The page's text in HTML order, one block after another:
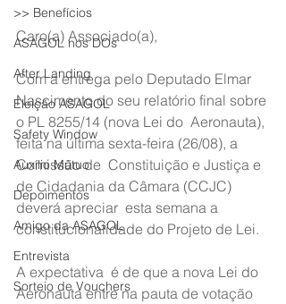
>> Benefícios
ASAGOL nos DOs
After Landing
Eleição ASAGOL
Safety Window
Auxílio Mútuo
Depoimentos
Amigo da ASAGOL
Entrevista
Sorteio de Vouchers
Caro(a) Associado(a),
Com a entrega pelo Deputado Elmar
Nascimento do seu relatório final sobre
o PL 8255/14 (nova Lei do  Aeronauta),
feita na última sexta-feira (26/08), a
Comissão de  Constituição e Justiça e
de Cidadania da Câmara (CCJC)
deverá apreciar  esta semana a
constitucionalidade do Projeto de Lei.
A expectativa  é de que a nova Lei do
Aeronauta entre na pauta de votação